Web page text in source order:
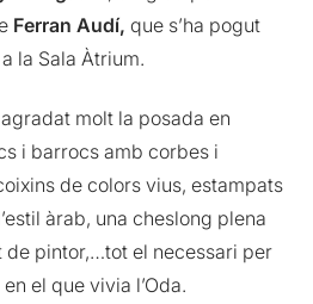
Ferran Audí,que s’ha pogut
la Sala Àtrium.
molt la posada en
i barrocs amb corbes i
de colors vius, estampats
àrab, una cheslong plena
de pintor,…tot el necessari per
el que vivia l’Oda.